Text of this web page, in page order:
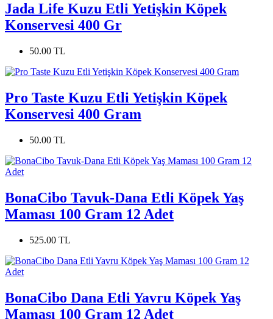
Jada Life Kuzu Etli Yetişkin Köpek
Konservesi 400 Gr
50.00 TL
Pro Taste Kuzu Etli Yetişkin Köpek
Konservesi 400 Gram
50.00 TL
BonaCibo Tavuk-Dana Etli Köpek Yaş
Maması 100 Gram 12 Adet
525.00 TL
BonaCibo Dana Etli Yavru Köpek Yaş
Maması 100 Gram 12 Adet